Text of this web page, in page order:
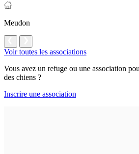
Meudon
Voir toutes les associations
Vous avez un refuge ou une association
des chiens ?
Inscrire une association